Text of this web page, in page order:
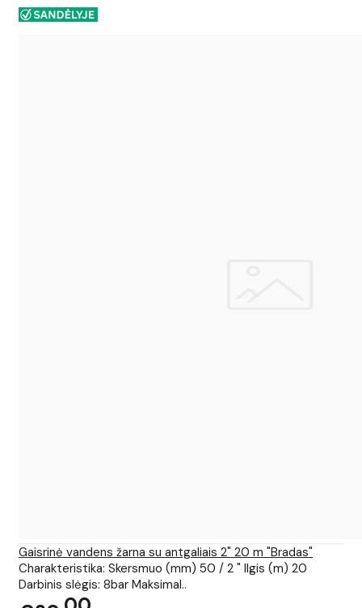
Gaisrinė vandens žarna su antgaliais 2" 20 m "Bradas"
Charakteristika: Skersmuo (mm) 50 / 2 " Ilgis (m) 20
Darbinis slėgis: 8bar Maksimal..